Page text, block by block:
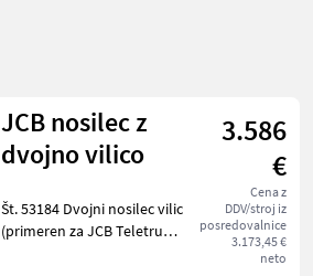
JCB nosilec z
dvojno vilico
3.586
€
Cena z
DDV/stroj iz
posredovalnice
3.173,45 €
neto
Št. 53184 Dvojni nosilec vilic
(primeren za JCB Teletruk) -